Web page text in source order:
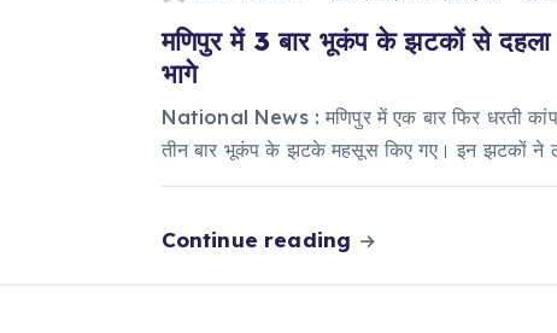
मणिपुर में 3 बार भूकंप के झटकों से दहला
भागे
National News : मणिपुर में एक बार फिर धरती
तीन बार भूकंप के झटके महसूस किए गए। इन झटकों ने
Continue reading